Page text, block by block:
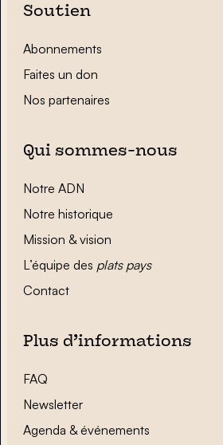
Soutien
Abonnements
Faites un don
Nos partenaires
Qui sommes-nous
Notre ADN
Notre historique
Mission & vision
L’équipe des plats pays
Contact
Plus d’informations
FAQ
Newsletter
Agenda & événements